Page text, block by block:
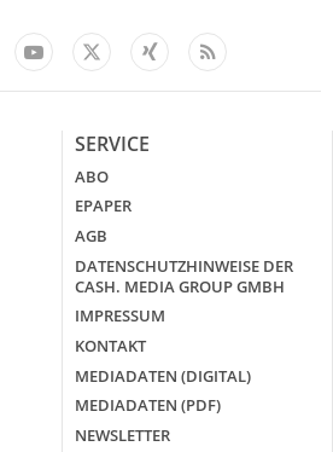
YouTube
X
Xing Feed
SERVICE
ABO
EPAPER
AGB
DATENSCHUTZHINWEISE DER
CASH. MEDIA GROUP GMBH
IMPRESSUM
KONTAKT
MEDIADATEN (DIGITAL)
MEDIADATEN (PDF)
NEWSLETTER